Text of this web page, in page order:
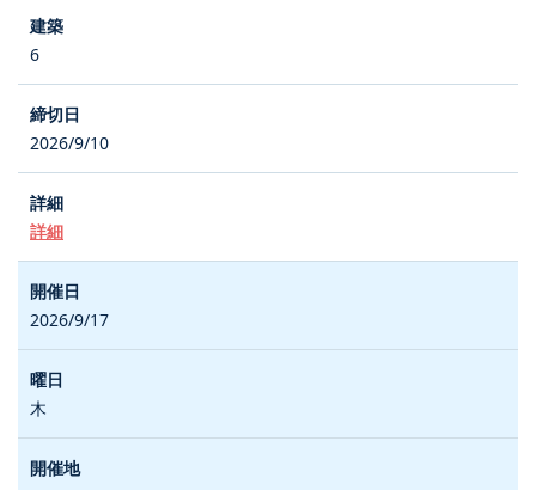
6
2026/9/10
詳細
2026/9/17
木